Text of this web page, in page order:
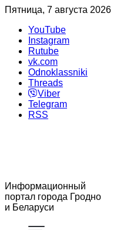
Пятница, 7 августа 2026
YouTube
Instagram
Rutube
vk.com
Odnoklassniki
Threads
Viber
Telegram
RSS
Информационный
портал города Гродно
и Беларуси